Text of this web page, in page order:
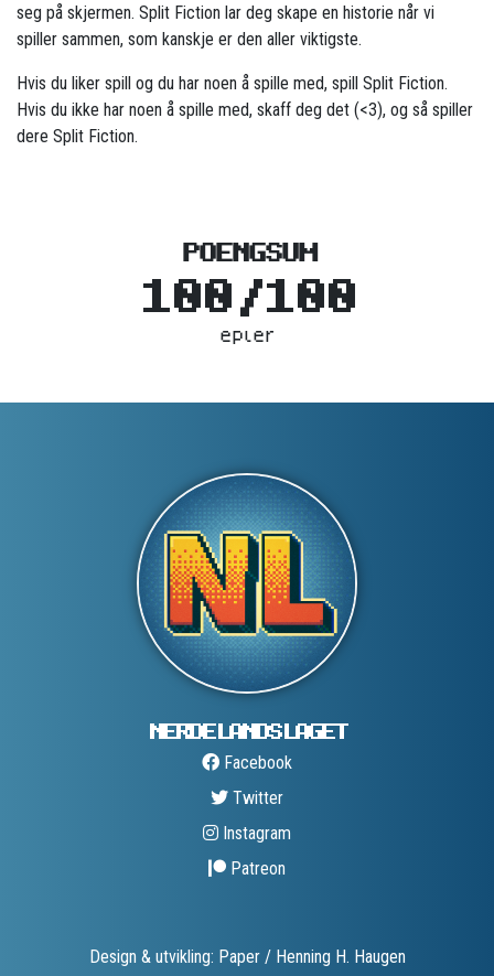
seg på skjermen. Split Fiction lar deg skape en historie når vi
spiller sammen, som kanskje er den aller viktigste.
Hvis du liker spill og du har noen å spille med, spill Split Fiction.
Hvis du ikke har noen å spille med, skaff deg det (<3), og så spiller
dere Split Fiction.
POENGSUM
100/100
epler
NERDELANDS­LAGET
Facebook
Twitter
Instagram
Patreon
Design & utvikling: Paper / Henning H. Haugen